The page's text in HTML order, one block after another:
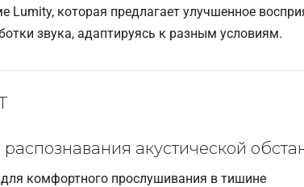
Lumity, которая предлагает улучшенное
звука, адаптируясь к разным условиям.
акустической
комфортного прослушивания в тишине